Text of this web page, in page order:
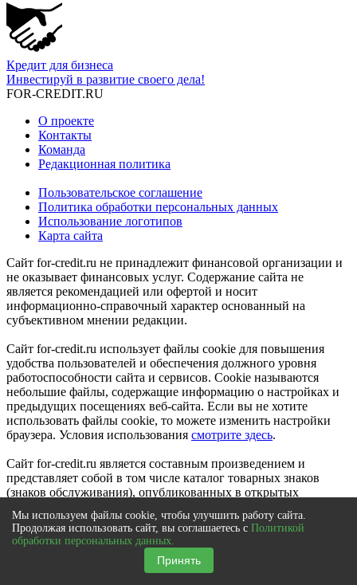
Кредит для бизнеса
Инвестируй в развитие своего дела!
FOR-CREDIT.RU
О проекте
Контакты
Команда
Редакционная политика
Пользовательское соглашение
Политика обработки персональных данных
Использование логотипов
Карта сайта
Сайт for-credit.ru не принадлежит финансовой организации и
не оказывает финансовых услуг. Содержание сайта не
является рекомендацией или офертой и носит
информационно-справочный характер основанный на
субъективном мнении редакции.
Сайт for-credit.ru использует файлы cookie для повышения
удобства пользователей и обеспечения должного уровня
работоспособности сайта и сервисов. Cookie называются
небольшие файлы, содержащие информацию о настройках и
предыдущих посещениях веб-сайта. Если вы не хотите
использовать файлы cookie, то можете изменить настройки
браузера. Условия использования смотрите здесь.
Сайт for-credit.ru является составным произведением и
представляет собой в том числе каталог товарных знаков
(знаков обслуживания), опубликованных в открытых
обслуживания) принадлежат их правообладателям.
© 2012-2021
Выберите город
Вся Россия
Мы используем файлы cookie, чтобы улучшить работу сайта.
Продолжая использовать сайт, вы соглашаетесь с Политикой
обработки персональных данных.
Принять